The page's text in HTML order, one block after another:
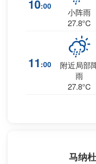
10:00
小阵雨
27.8°C
11 :00
附近局部
雨
27.8°C
马纳